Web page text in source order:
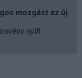
mozgást az új
nyílt